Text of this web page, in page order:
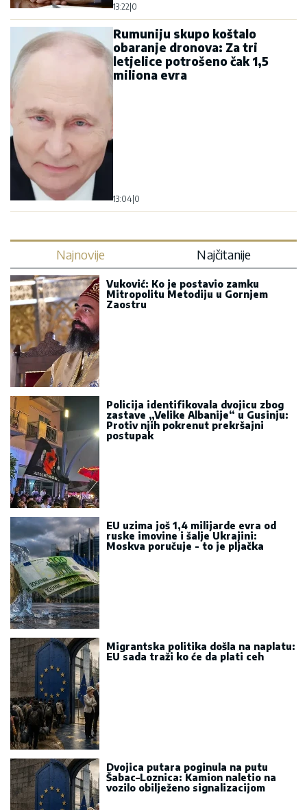
13:22|0
Rumuniju skupo koštalo
obaranje dronova: Za tri
letjelice potrošeno čak 1,5
miliona evra
13:04|0
Najnovije Najčitanije
Vuković: Ko je postavio zamku
Mitropolitu Metodiju u Gornjem
Zaostru
Policija identifikovala dvojicu zbog
zastave „Velike Albanije“ u Gusinju:
Protiv njih pokrenut prekršajni
postupak
EU uzima još 1,4 milijarde evra od
ruske imovine i šalje Ukrajini:
Moskva poručuje - to je pljačka
Migrantska politika došla na naplatu:
EU sada traži ko će da plati ceh
Dvojica putara poginula na putu
Šabac–Loznica: Kamion naletio na
vozilo obilježeno signalizacijom